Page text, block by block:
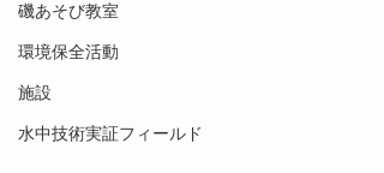
磯あそび教室
環境保全活動
施設
水中技術実証フィールド